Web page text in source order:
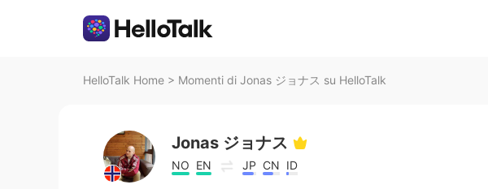
HelloTalk Home > Momenti di Jonas ジョナス su HelloTalk
Jonas ジョナス
NO EN JP CN ID